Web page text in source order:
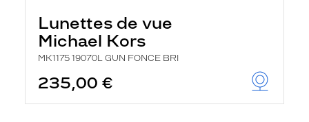
Lunettes de vue
Michael Kors
MK1175 19070L GUN FONCE BRI
235,00 €